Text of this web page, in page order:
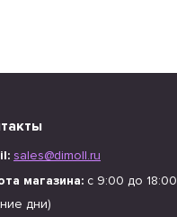
sales@dimoll.ru
магазина: с 9:00 до 18:00
дни)